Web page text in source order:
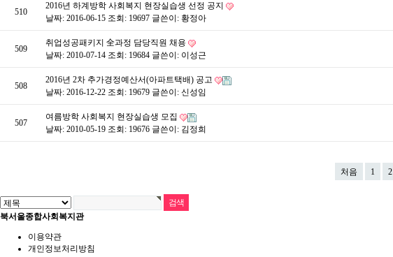
510
2016년 하계방학 사회복지 현장실습생 선정 공지
날짜: 2016-06-15 조회: 19697 글쓴이: 황정아
509
취업성공패키지 全과정 담당직원 채용
날짜: 2010-07-14 조회: 19684 글쓴이: 이성근
508
2016년 2차 추가경정예산서(아파트택배) 공고
날짜: 2016-12-22 조회: 19679 글쓴이: 신성임
507
여름방학 사회복지 현장실습생 모집
날짜: 2010-05-19 조회: 19676 글쓴이: 김정희
처음 1 2
북서울종합사회복지관
이용약관
개인정보처리방침